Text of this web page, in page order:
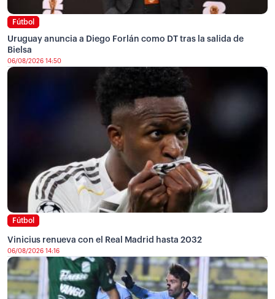
Fútbol
Uruguay anuncia a Diego Forlán como DT tras la salida de
Bielsa
06/08/2026 14:50
Fútbol
Vinicius renueva con el Real Madrid hasta 2032
06/08/2026 14:16